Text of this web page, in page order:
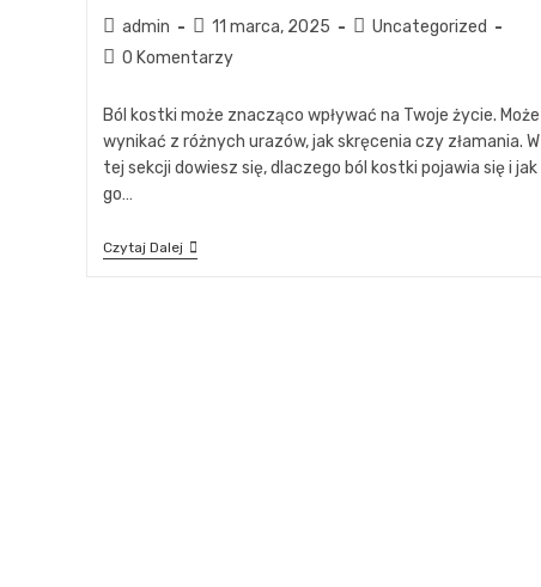
admin 11 marca, 2025
Uncategorized
0 Komentarzy
Ból kostki może znacząco wpływać na Twoje życie. Może
wynikać z różnych urazów, jak skręcenia czy złamania. W
tej sekcji dowiesz się, dlaczego ból kostki pojawia się i jak
go…
Czytaj Dalej